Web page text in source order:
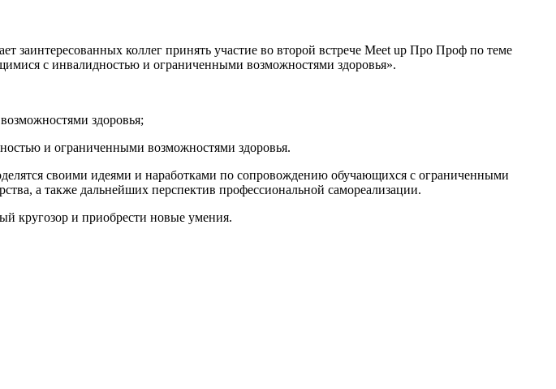
заинтересованных коллег принять участие во второй встрече Meet up Про Проф по теме
с инвалидностью и ограниченными возможностями здоровья».
здоровья;
и ограниченными возможностями здоровья.
своими идеями и наработками по сопровождению обучающихся с ограниченными
а также дальнейших перспектив профессиональной самореализации.
кругозор и приобрести новые умения.